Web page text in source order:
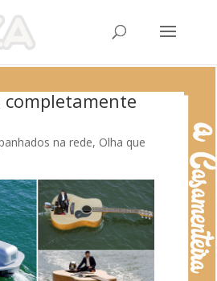
completamente
na rede, Olha que